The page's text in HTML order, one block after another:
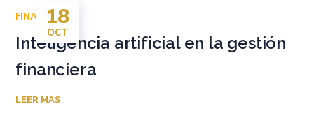
18
OCT
FINANZAS
Inteligencia artificial en la gestión
financiera
LEER MAS